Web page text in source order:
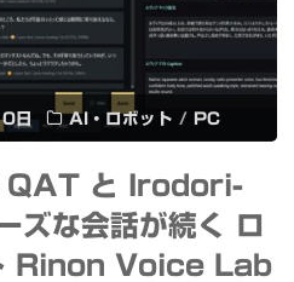
日 AI・ロボット / PC
と Irodori-
な会話が続く ロ
Rinon Voice Lab